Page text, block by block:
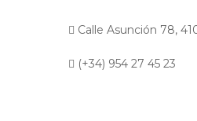
Calle Asunción 78,
(+34) 954 27 45 23